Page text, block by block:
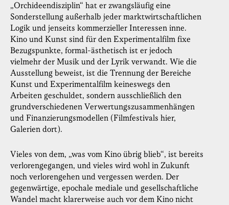
„Orchideendisziplin“ hat er zwangsläufig eine
Sonderstellung außerhalb jeder marktwirtschaftlichen
Logik und jenseits kommerzieller Interessen inne.
Kino und Kunst sind für den Experimentalfilm fixe
Bezugspunkte, formal-ästhetisch ist er jedoch
vielmehr der Musik und der Lyrik verwandt. Wie die
Ausstellung beweist, ist die Trennung der Bereiche
Kunst und Experimentalfilm keineswegs den
Arbeiten geschuldet, sondern ausschließlich den
grundverschiedenen Verwertungszusammenhängen
und Finanzierungsmodellen (Filmfestivals hier,
Galerien dort).
Vieles von dem, „was vom Kino übrig blieb“, ist bereits
verlorengegangen, und vieles wird wohl in Zukunft
noch verlorengehen und vergessen werden. Der
gegenwärtige, epochale mediale und gesellschaftliche
Wandel macht klarerweise auch vor dem Kino nicht